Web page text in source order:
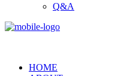
Q&A
HOME